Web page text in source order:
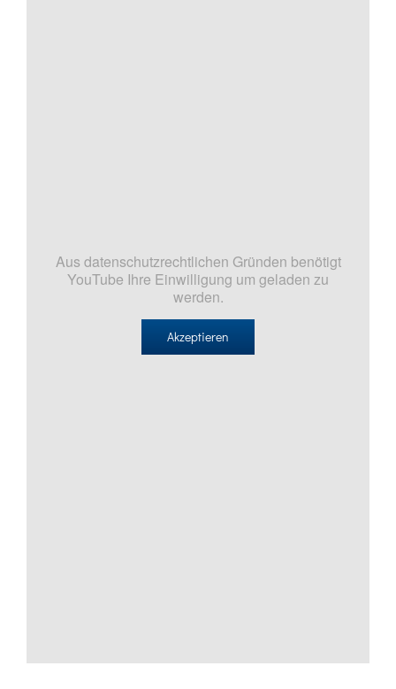
Aus datenschutzrechtlichen Gründen benötigt
YouTube Ihre Einwilligung um geladen zu
werden.
Akzeptieren